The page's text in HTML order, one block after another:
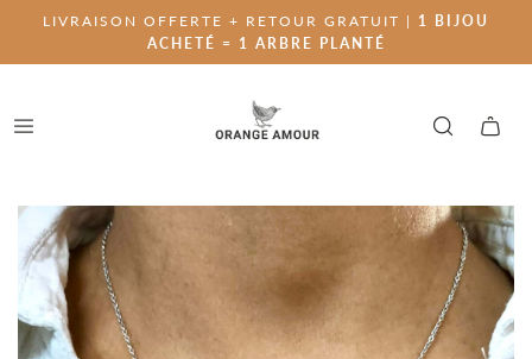
LIVRAISON OFFERTE + RETOUR GRATUIT | 1 BIJOU
ACHETÉ = 1 ARBRE PLANTÉ